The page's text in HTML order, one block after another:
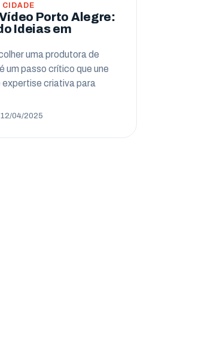
CIDADE
Porto Alegre:
Ideias em
uma produtora de
um passo crítico que une
criativa para
12/04/2025